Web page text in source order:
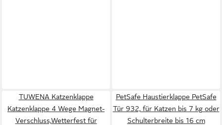
TUWENA Katzenklappe
Katzenklappe 4 Wege Magnet-
Verschluss,Wetterfest für
PetSafe Haustierklappe PetSafe
Tür 932, für Katzen bis 7 kg oder
Schulterbreite bis 16 cm